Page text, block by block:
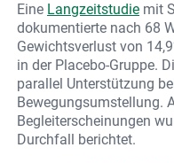
Eine Langzeitstudie mit
dokumentierte nach 68
Gewichtsverlust von
in der Placebo-Gruppe.
parallel Unterstützung
Bewegungsumstellung.
Begleiterscheinungen
Durchfall berichtet.